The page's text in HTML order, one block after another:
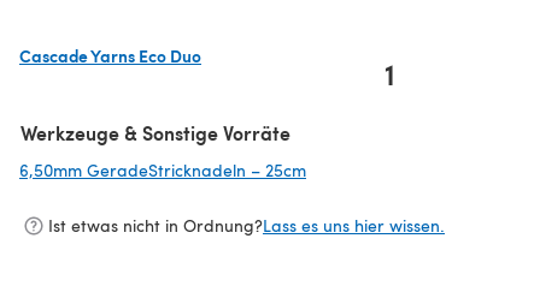
Cascade Yarns Eco Duo
1
Werkzeuge & Sonstige Vorräte
6,50mm GeradeStricknadeln – 25cm
Ist etwas nicht in Ordnung?Lass es uns hier wissen.